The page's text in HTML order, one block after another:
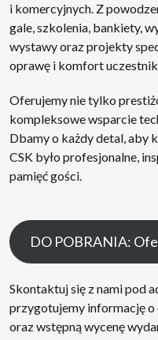
i komercyjnych. Z
gale, szkolenia, bankiety,
wystawy oraz projekty
oprawę i komfort
Oferujemy nie tylko
kompleksowe wsparcie
Dbamy o każdy detal, aby
CSK było profesjonalne,
pamięć gości.
DO POBRANIA:
Skontaktuj się z nami pod
przygotujemy informację
oraz wstępną wycenę